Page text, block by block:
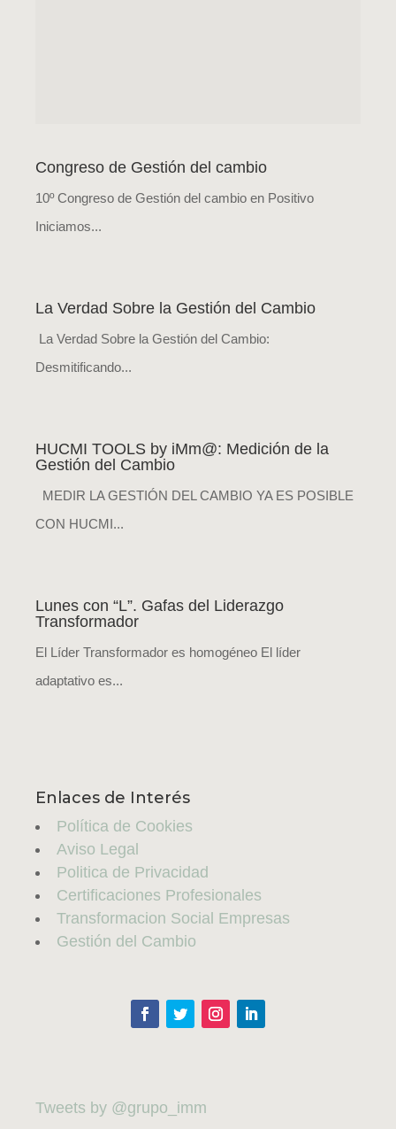
Congreso de Gestión del cambio
10º Congreso de Gestión del cambio en Positivo
Iniciamos...
La Verdad Sobre la Gestión del Cambio
La Verdad Sobre la Gestión del Cambio:
Desmitificando...
HUCMI TOOLS by iMm@: Medición de la
Gestión del Cambio
MEDIR LA GESTIÓN DEL CAMBIO YA ES POSIBLE
CON HUCMI...
Lunes con “L”. Gafas del Liderazgo
Transformador
El Líder Transformador es homogéneo El líder
adaptativo es...
Enlaces de Interés
Política de Cookies
Aviso Legal
Politica de Privacidad
Certificaciones Profesionales
Transformacion Social Empresas
Gestión del Cambio
Tweets by @grupo_imm